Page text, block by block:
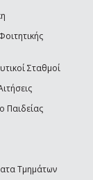
Σταθμοί
Παιδείας
Τμημάτων